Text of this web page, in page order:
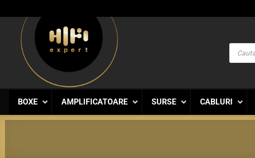
to
content
Products
search
BOXE AMPLIFICATOARE SURSE CABLURI